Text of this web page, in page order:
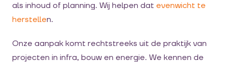
als inhoud of planning. Wij helpen dat evenwicht te
herstellen.
Onze aanpak komt rechtstreeks uit de praktijk van
projecten in infra, bouw en energie. We kennen de